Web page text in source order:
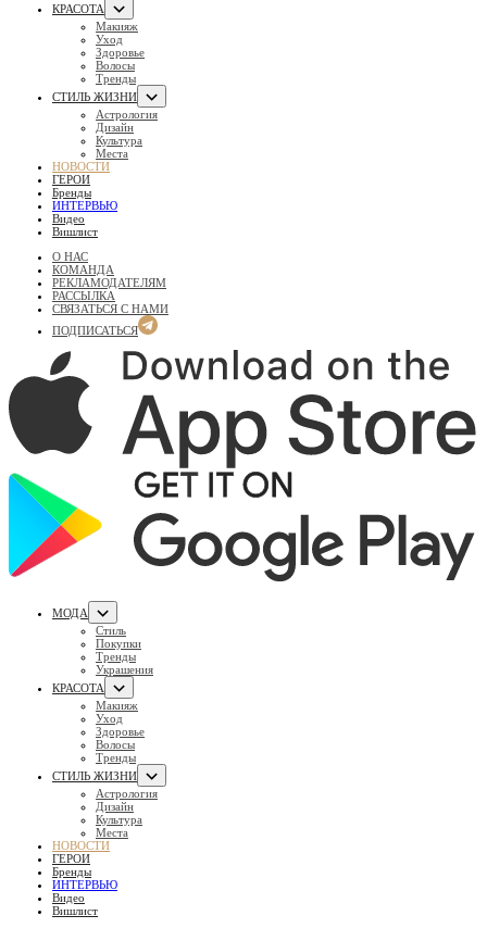
КРАСОТА
Макияж
Уход
Здоровье
Волосы
Тренды
СТИЛЬ ЖИЗНИ
Астрология
Дизайн
Культура
Места
НОВОСТИ
ГЕРОИ
Бренды
ИНТЕРВЬЮ
Видео
Вишлист
О НАС
КОМАНДА
РЕКЛАМОДАТЕЛЯМ
РАССЫЛКА
СВЯЗАТЬСЯ С НАМИ
ПОДПИСАТЬСЯ
МОДА
Стиль
Покупки
Тренды
Украшения
КРАСОТА
Макияж
Уход
Здоровье
Волосы
Тренды
СТИЛЬ ЖИЗНИ
Астрология
Дизайн
Культура
Места
НОВОСТИ
ГЕРОИ
Бренды
ИНТЕРВЬЮ
Видео
Вишлист